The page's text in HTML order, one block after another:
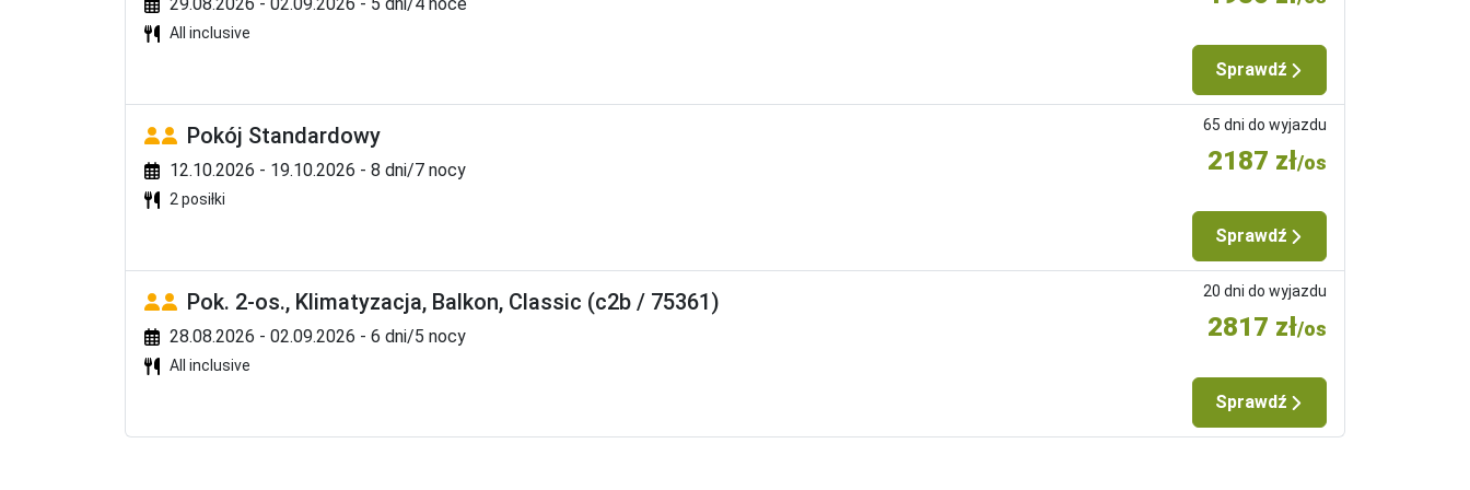
Za dodatkową opłatą napoje importowane, wino butelkowe, piwo butelkowe.
Parkowanie
parking za dodatkową opłatą.
Zwierzęta domowe
zakwaterowanie od 14.00, wykwaterowanie do 10.00.
Cena zawiera
Noclegi, wyżywienie zgodnie z rezerwacją, telefoniczną opiekę rezydenta. Dodatkowo w przypadku imprez pakietowych z przelotem, oprócz ww. świadczeń w
cenie zawarty jest: przelot, opłata lotniskowa, opłata za wylot z lotniska lokalnego, transfer lotnisko-hotel-lotnisko (chyba, że dana oferta stanowi inaczej),
ubezpieczenie dla imprez turystycznych, bezpośrednia opieka polskojęzycznego rezydenta - w sezonie letnim (wakacyjnym): Kreta, Rodos, Turcja (Riwiera),
All inclusive
Sprawdź
Pokój Standardowy
12.10.2026 - 19.10.2026 - 8 dni/7 nocy
2 posiłki
65 dni do wyjazdu
2187 zł/os
Sprawdź
Pok. 2-os., Klimatyzacja, Balkon, Classic (c2b / 75361)
28.08.2026 - 02.09.2026 - 6 dni/5 nocy
All inclusive
20 dni do wyjazdu
2817 zł/os
Sprawdź